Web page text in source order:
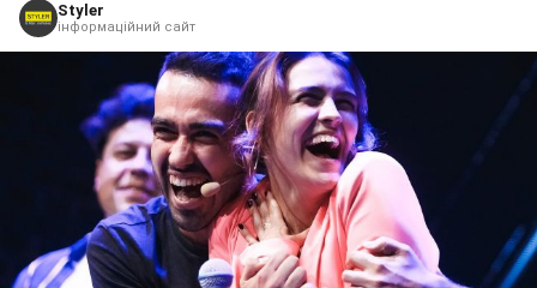
Styler
інформаційний сайт